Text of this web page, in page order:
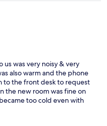
us was very noisy & very
also warm and the phone
to the front desk to request
the new room was fine on
too cold even with
mattresses were so thin
were not provided but